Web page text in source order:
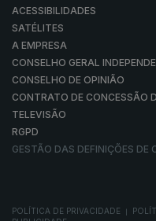
ACESSIBILIDADES
SATÉLITES
A EMPRESA
CONSELHO GERAL
CONSELHO DE OPINIÃO
CONTRATO DE CONCESSÃO
TELEVISÃO
RGPD
GESTÃO DAS DEFINIÇÕES DE
POLÍTICA DE PRIVACIDADE